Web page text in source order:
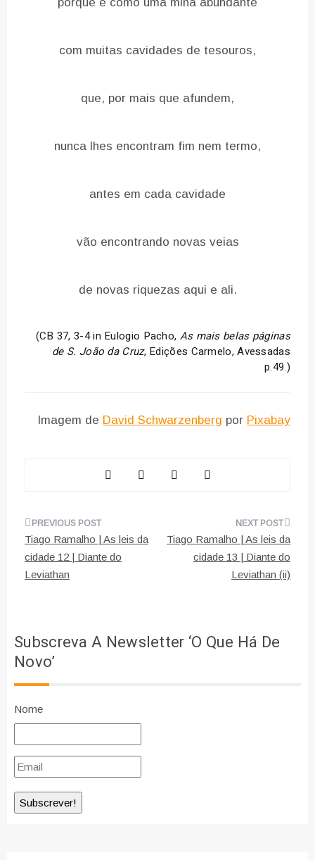
com muitas cavidades de tesouros,
que, por mais que afundem,
nunca lhes encontram fim nem termo,
antes em cada cavidade
vão encontrando novas veias
de novas riquezas aqui e ali.
(CB 37, 3-4 in Eulogio Pacho, As mais belas páginas
de S. João da Cruz, Edições Carmelo, Avessadas
p.49.)
Imagem de David Schwarzenberg por Pixabay
Navegação
de
artigos
Tiago Ramalho | As leis da
cidade 12 | Diante do
Leviathan
Tiago Ramalho | As leis da
cidade 13 | Diante do
Leviathan (ii)
Subscreva A Newsletter ‘O Que Há De
Novo’
Nome